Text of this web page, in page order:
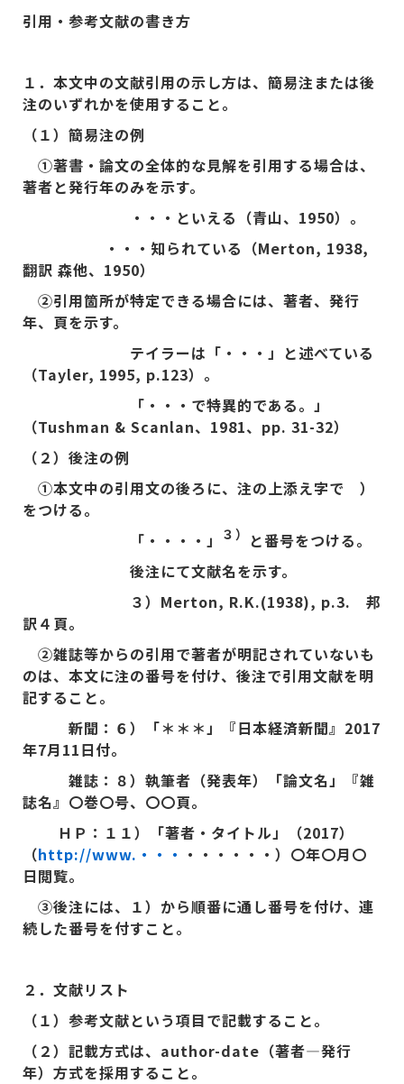
引用・参考文献の書き方
１．本文中の文献引用の示し方は、簡易注または後
注のいずれかを使用すること。
（１）簡易注の例
①著書・論文の全体的な見解を引用する場合は、
著者と発行年のみを示す。
・・・といえる（青山、1950）。
・・・知られている（Merton, 1938,
翻訳 森他、1950）
②引用箇所が特定できる場合には、著者、発行
年、頁を示す。
テイラーは「・・・」と述べている
（Tayler, 1995, p.123）。
「・・・で特異的である。」
（Tushman & Scanlan、1981、pp. 31-32）
（２）後注の例
①本文中の引用文の後ろに、注の上添え字で ）
をつける。
「・・・・」
３）
と番号をつける。
後注にて文献名を示す。
３） Merton, R.K.(1938), p.3. 邦
訳４頁。
②雑誌等からの引用で著者が明記されていないも
のは、本文に注の番号を付け、後注で引用文献を明
記すること。
新聞：６）「＊＊＊」『日本経済新聞』 2017
年7月11日付。
雑誌：８）執筆者（発表年）「論文名」『雑
誌名』〇巻〇号、〇〇頁。
ＨＰ：１１）「著者・タイトル」（2017）
（http://www. ・・・ ・・・・・・）〇年〇月〇
日閲覧。
③後注には、１）から順番に通し番号を付け、連
続した番号を付すこと。
２．文献リスト
（１）参考文献という項目で記載すること。
（２）記載方式は、author-date（著者―発行
年）方式を採用すること。